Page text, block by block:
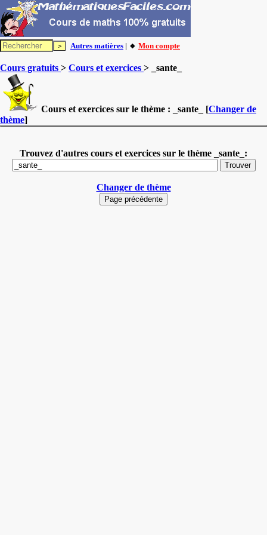
Autres matières | 🔸 Mon compte
Cours gratuits > Cours et exercices > _sante_
Cours et exercices sur le thème : _sante_ [Changer de
thème]
Trouvez d'autres cours et exercices sur le thème _sante_:
Changer de thème